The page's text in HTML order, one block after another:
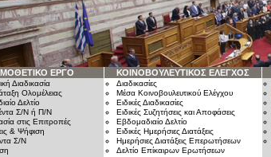
ΕΡΓΟ
Διαδικασία
Ολομέλειας
Δελτίο
Σ/Ν ή Π/Ν
στις Επιτροπές
& Ψήφιση
Σ/Ν
ΚΟΙΝΟΒΟΥΛΕΥΤΙΚΟΣ ΕΛΕΓΧΟΣ
Διαδικασίες
Μέσα Κοινοβουλευτικού Ελέγχου
Ειδικές Διαδικασίες
Ειδικές Συζητήσεις και Αποφάσεις
Εβδομαδιαίο Δελτίο
Ειδικές Ημερήσιες Διατάξεις
Ημερήσιες Διατάξεις Επερωτήσεων
Δελτίο Επίκαιρων Ερωτήσεων